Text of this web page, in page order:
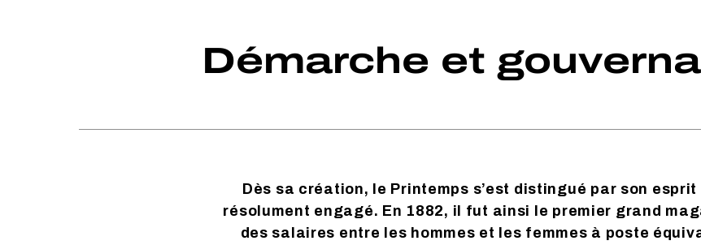
Démarche et
Dès sa création, le Printemps s’est distingué par son
résolument engagé. En 1882, il fut ainsi le premier grand
des salaires entre les hommes et les femmes à poste